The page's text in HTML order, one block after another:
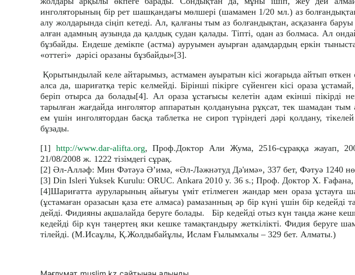
инголяторының бір рет шашқандағы мөлшері (шамамен 1/20 мл.) аз
алу жолдарында сіңіп кетеді. Ал, қалғаны тым аз болғандықтан, асқазанға
алған адамның аузында да қалдық судан қалады. Тіпті, одан аз болмаса. Ал
бұзбайды. Ендеше демікпе (астма) ауруымен ауырған адамдардың еркін
«оттегі» дәрісі оразаны бұзбайды»[3].
Қорытындылай келе айтарымыз, астмамен ауыратын кісі жоғарыда айтып өткен
алса да, шариғатқа теріс келмейді. Бірінші пікірге сүйенген кісі ораза
беріп отырса да болады[4]. Ал ораза ұстағысы келетін адам екінші пікірді
тарылған жағдайда инголятор аппаратын қолдануына рұқсат, тек шамадан
ем үшін инголятордан басқа таблетка не сироп түріндегі дәрі қолдану,
бұзады.
[1] http://www.dar-alifta.org, Проф.Доктор Али Жума, 2516-сұраққа жауап,
21/08/2008 ж. 1222 тізімдегі сұрақ.
[2] Әл-Алләф: Мин Фәтәуә Ә’имә, «Әл-Ләжнәтуд Дә'имә», 337 бет, Фәтуә 1240
[3] Din Isleri Yuksek Kurulu: ORUC. Ankara 2010 y. 36 s.; Проф. Доктор Х. Ғафана,
[4]Шариғатта ауруларының айығуы үміт етілмеген жандар мен ораза ұстауға
(ұстамаған оразасын қаза ете алмаса) рамазанның әр бір күні үшін бір
дейді. Фидияны ақшалайда беруге болады. Бір кедейді отыз күн таңда және
кедейді бір күн таңертең яки кешке тамақтандыру жеткілікті. Фидия беруге
тілейді. (М.Исаұлы, Қ.Жолдыбайұлы, Ислам Ғылымхалы – 329 бет. Алматы.)